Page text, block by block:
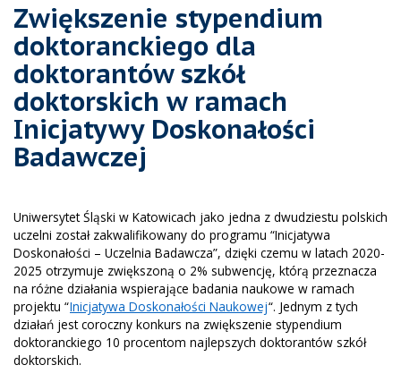
Zwiększenie stypendium
doktoranckiego dla
doktorantów szkół
doktorskich w ramach
Inicjatywy Doskonałości
Badawczej
Uniwersytet Śląski w Katowicach jako jedna z dwudziestu polskich
uczelni został zakwalifikowany do programu “Inicjatywa
Doskonałości – Uczelnia Badawcza”, dzięki czemu w latach 2020-
2025 otrzymuje zwiększoną o 2% subwencję, którą przeznacza
na różne działania wspierające badania naukowe w ramach
projektu “Inicjatywa Doskonałości Naukowej“. Jednym z tych
działań jest coroczny konkurs na zwiększenie stypendium
doktoranckiego 10 procentom najlepszych doktorantów szkół
doktorskich.